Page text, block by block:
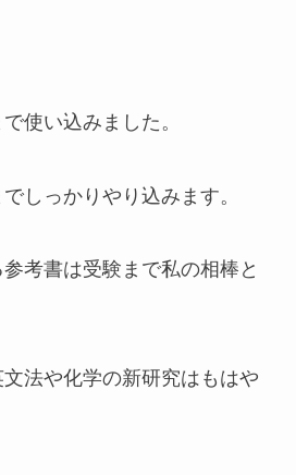
使い込みました。
しっかりやり込みます。
考書は受験まで私の相棒と
法や化学の新研究はもはや